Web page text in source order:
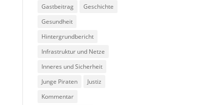
Gastbeitrag
Geschichte
Gesundheit
Hintergrundbericht
Infrastruktur und Netze
Inneres und Sicherheit
Junge Piraten
Justiz
Kommentar